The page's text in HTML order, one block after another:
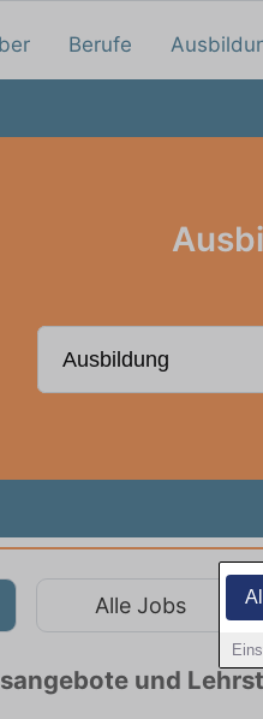
Berufe
Alle Jobs
und